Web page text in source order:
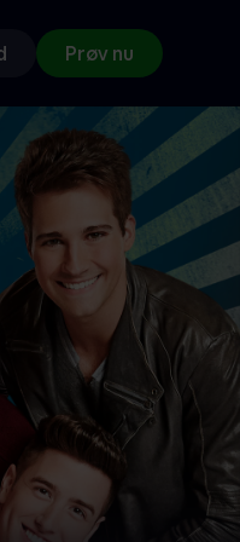
Prøv nu